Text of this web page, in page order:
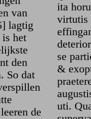
van
lagtig
is het
den
So dat
de
ita
virtutis
se
&
uti.